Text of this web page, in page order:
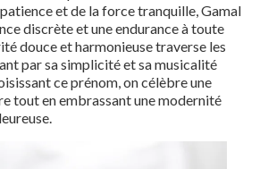
et de la force tranquille, Gamal
discrète et une endurance à toute
douce et harmonieuse traverse les
par sa simplicité et sa musicalité
ce prénom, on célèbre une
tout en embrassant une modernité